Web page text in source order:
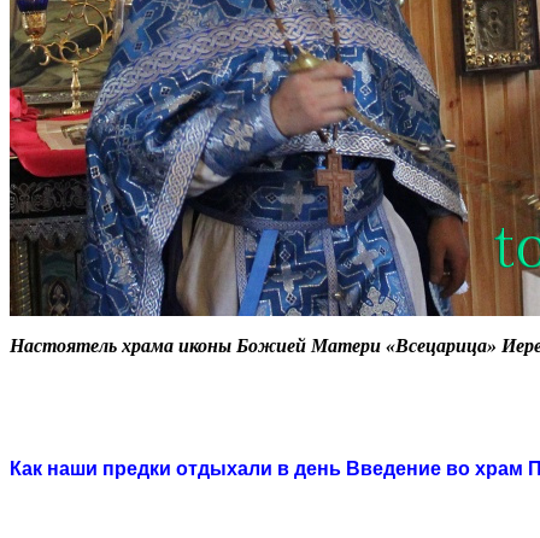
Настоятель храма иконы Божией Матери «Всецарица»
Как наши предки отдыхали в день Введение во храм